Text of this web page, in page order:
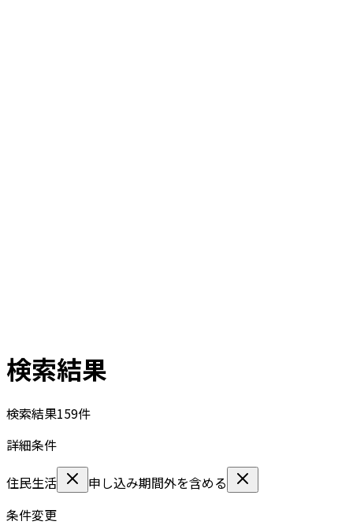
検索結果
検索結果159件
詳細条件
住民生活
申し込み期間外を含める
条件変更